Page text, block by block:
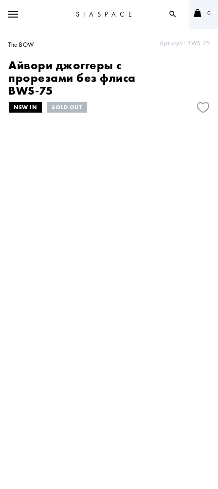
SIASPACE search 0
Артикул : BWS-75
The BOW
Айвори джоггеры с
прорезами без флиса
BWS-75